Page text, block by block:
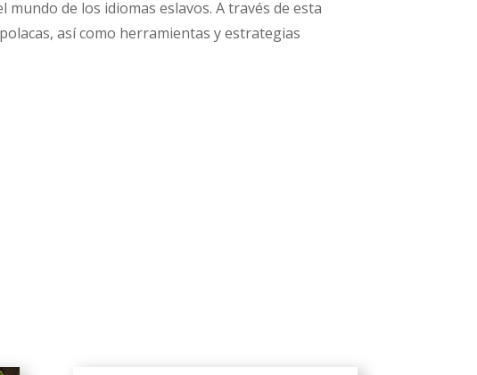
de los idiomas eslavos. A través de esta
así como herramientas y estrategias